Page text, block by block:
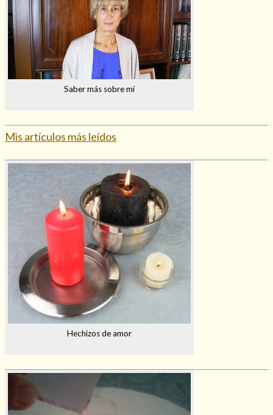
Saber más sobre mí
Mis artículos más leídos
Hechizos de amor